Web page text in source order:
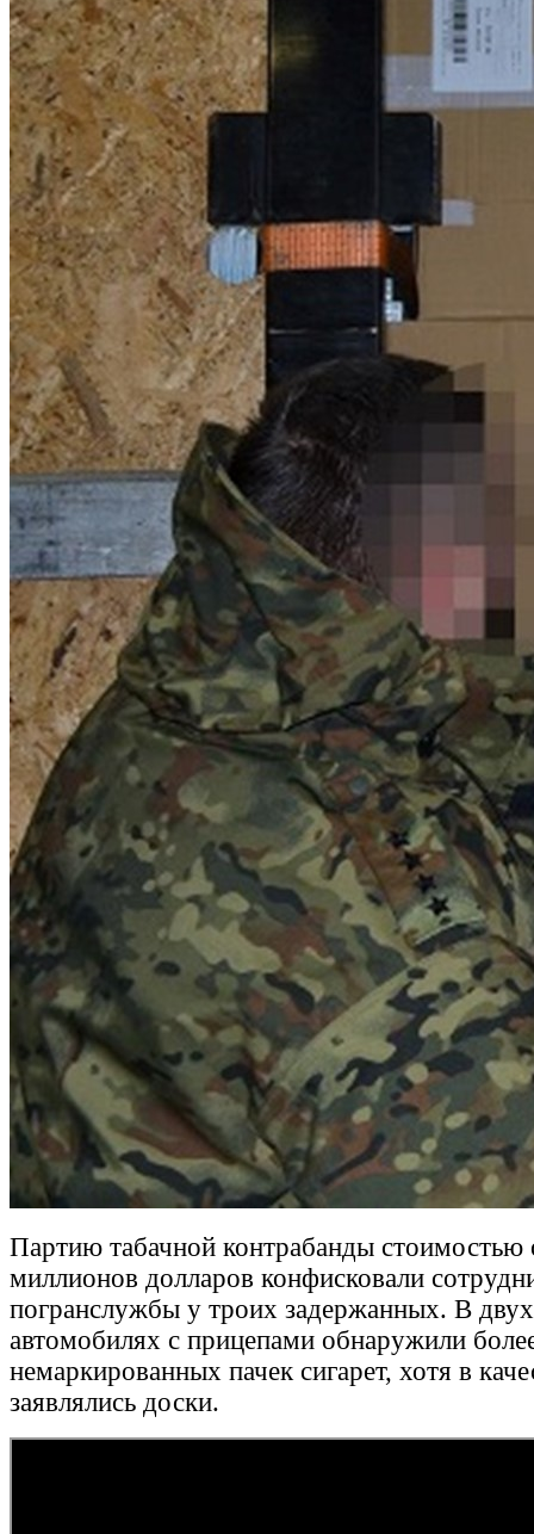
Партию табачной контрабанды стоимостью
миллионов долларов конфисковали
погранслужбы у троих задержанных. В
автомобилях с прицепами обнаружили
немаркированных пачек сигарет, хотя в
заявлялись доски.